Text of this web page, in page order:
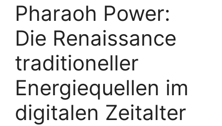
Pharaoh Power:
Die Renaissance
traditioneller
Energiequellen im
digitalen Zeitalter